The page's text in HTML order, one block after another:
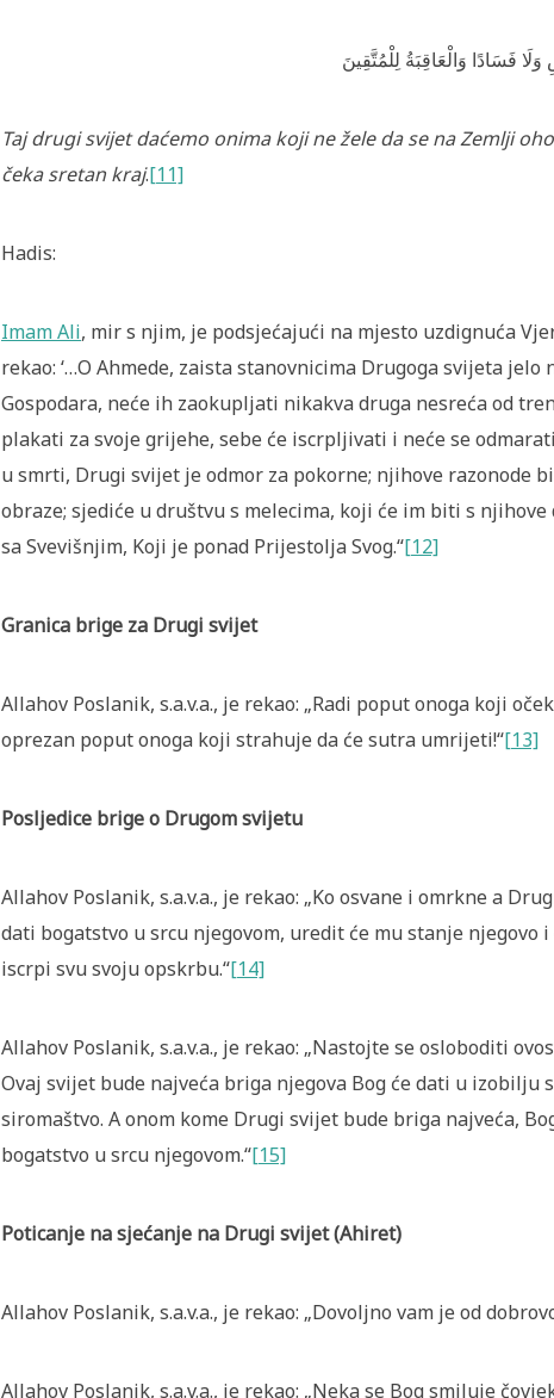
فَسَادًا وَالْعَاقِبَةُ لِلْمُتَّقِينَ
Taj drugi svijet daćemo onima koji ne žele da se na Zemlji
čeka sretan kraj.[11]
Hadis:
Imam Ali, mir s njim, je podsjećajući na mjesto uzdignuća
rekao: ‘…O Ahmede, zaista stanovnicima Drugoga svijeta
Gospodara, neće ih zaokupljati nikakva druga nesreća od
plakati za svoje grijehe, sebe će iscrpljivati i neće se
u smrti, Drugi svijet je odmor za pokorne; njihove razonode
obraze; sjediće u društvu s melecima, koji će im biti s
sa Svevišnjim, Koji je ponad Prijestolja Svog.“[12]
Granica brige za Drugi svijet
Allahov Poslanik, s.a.v.a., je rekao: „Radi poput onoga koji
oprezan poput onoga koji strahuje da će sutra umrijeti!“[13]
Posljedice brige o Drugom svijetu
Allahov Poslanik, s.a.v.a., je rekao: „Ko osvane i omrkne a
dati bogatstvo u srcu njegovom, uredit će mu stanje njegovo
iscrpi svu svoju opskrbu.“[14]
Allahov Poslanik, s.a.v.a., je rekao: „Nastojte se osloboditi
Ovaj svijet bude najveća briga njegova Bog će dati u izobilju
siromaštvo. A onom kome Drugi svijet bude briga najveća,
bogatstvo u srcu njegovom.“[15]
Poticanje na sjećanje na Drugi svijet (Ahiret)
Allahov Poslanik, s.a.v.a., je rekao: „Dovoljno vam je od
Allahov Poslanik, s.a.v.a., je rekao: „Neka se Bog smiluje